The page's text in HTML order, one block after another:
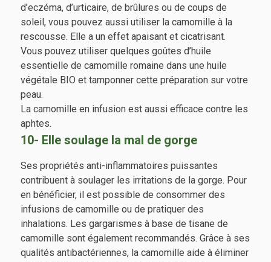
d’eczéma, d’urticaire, de brûlures ou de coups de
soleil, vous pouvez aussi utiliser la camomille à la
rescousse. Elle a un effet apaisant et cicatrisant.
Vous pouvez utiliser quelques goûtes d’huile
essentielle de camomille romaine dans une huile
végétale BIO et tamponner cette préparation sur votre
peau.
La camomille en infusion est aussi efficace contre les
aphtes.
10- Elle soulage la mal de gorge
Ses propriétés anti-inflammatoires puissantes
contribuent à soulager les irritations de la gorge. Pour
en bénéficier, il est possible de consommer des
infusions de camomille ou de pratiquer des
inhalations. Les gargarismes à base de tisane de
camomille sont également recommandés. Grâce à ses
qualités antibactériennes, la camomille aide à éliminer